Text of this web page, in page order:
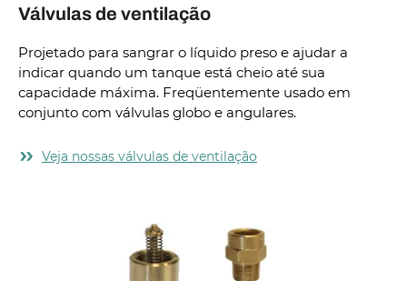
Válvulas de ventilação
Projetado para sangrar o líquido preso e ajudar a
indicar quando um tanque está cheio até sua
capacidade máxima. Freqüentemente usado em
conjunto com válvulas globo e angulares.
Veja nossas válvulas de ventilação